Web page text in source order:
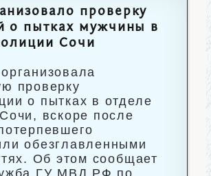
проверку
о пытках мужчины в
Сочи
проверку
о пытках в отделе
вскоре после
обезглавленными
Об этом сообщает
ГУ МВД РФ по